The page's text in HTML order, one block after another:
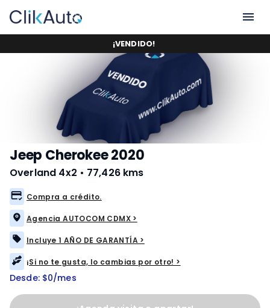
¡VENDIDO!
Jeep Cherokee 2020
Overland 4x2 • 77,426 kms
Compra a crédito.
Agencia AUTOCOM CDMX >
Incluye 1 AÑO DE GARANTÍA >
¡Si no te gusta, lo cambias por otro! >
Desde: $0/mes